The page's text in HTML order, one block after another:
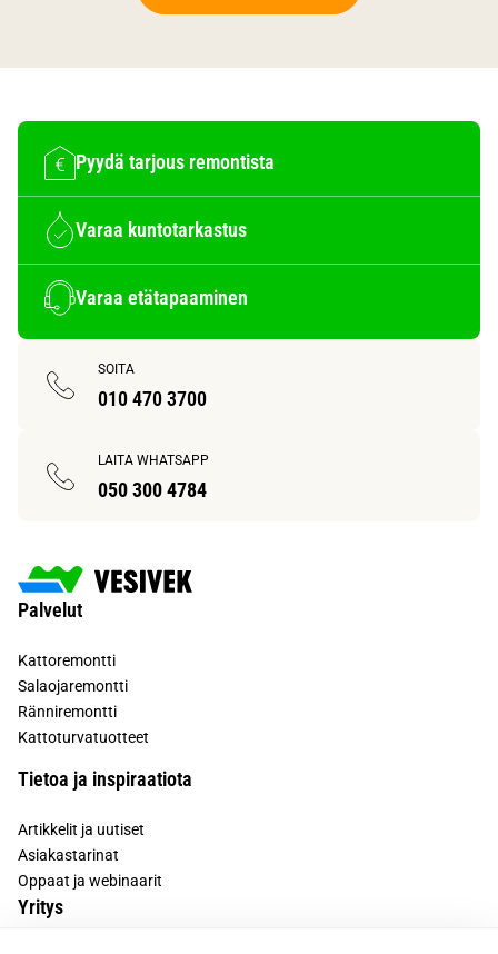
Pyydä tarjous remontista
Varaa kuntotarkastus
Varaa etätapaaminen
SOITA
010 470 3700
LAITA WHATSAPP
050 300 4784
Palvelut
Kattoremontti
Salaojaremontti
Ränniremontti
Kattoturvatuotteet
Tietoa ja inspiraatiota
Artikkelit ja uutiset
Asiakastarinat
Oppaat ja webinaarit
Yritys